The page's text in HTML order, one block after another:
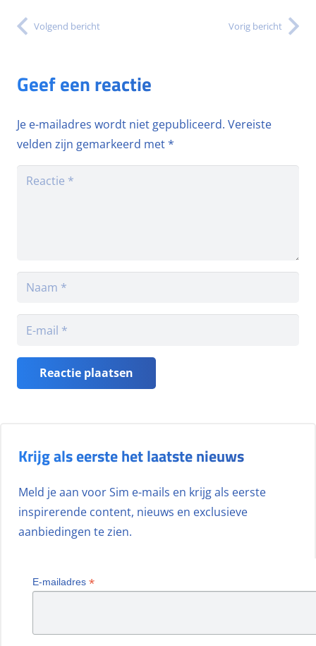
Volgend bericht Vorig bericht
Geef een reactie
Je e-mailadres wordt niet gepubliceerd. Vereiste
velden zijn gemarkeerd met*
Reactie plaatsen
Krijg als eerste het laatste nieuws
Meld je aan voor Sim e-mails en krijg als eerste
inspirerende content, nieuws en exclusieve
aanbiedingen te zien.
E-mailadres *